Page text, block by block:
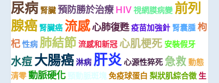
尿病 腎臟預防勝於治療 HIV 視網膜病變 前列
腺癌 腎臟癌 流感心肺復甦疫苗加強針 腎囊腫 枸
杞性病 肺結節 流感和新冠 心肌梗死 安裝假牙
水痘大腸癌淋病 肝炎心源性猝死 急救 動態
清零 動脈硬化 頸動脈斑塊 免疫球蛋白 梨狀肌綜合徵生